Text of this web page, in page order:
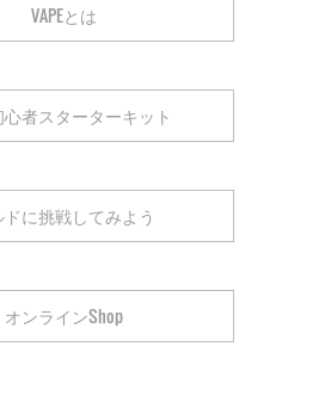
VAPEとは
心者スターターキット
ドに挑戦してみよう
オンラインShop